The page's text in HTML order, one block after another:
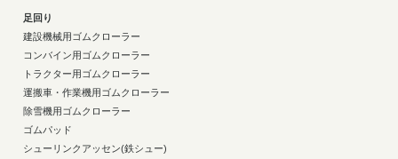
足回り
建設機械用ゴムクローラー
コンバイン用ゴムクローラー
トラクター用ゴムクローラー
運搬車・作業機用ゴムクローラー
除雪機用ゴムクローラー
ゴムパッド
シューリンクアッセン(鉄シュー)